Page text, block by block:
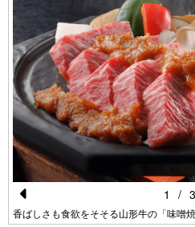
Pr
香ばしさも食欲をそそる山形牛の「味噌焼
1 / 3